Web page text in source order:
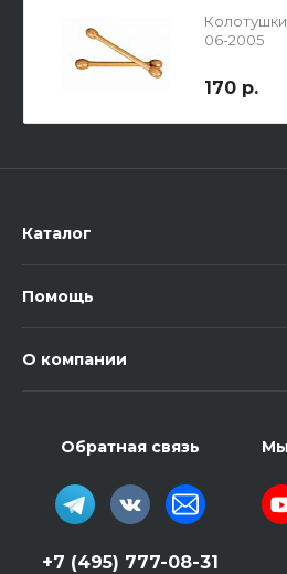
06-2005
170 р.
Каталог
Помощь
О компании
Обратная связь
+7 (495) 777-08-31